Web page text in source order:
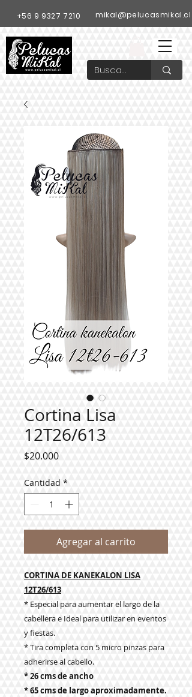
+56 9 9327 7210 mikal@pelucasmikal.cl
Cortina Lisa
12T26/613
$20.000Precio
Cantidad *
Agregar al carrito
CORTINA DE KANEKALON LISA
12T26/613
* Especial para aumentar el largo de la
cabellera e Ideal para utilizar en eventos
y fiestas.
* Tira completa con 5 micro pinzas para
adherirse al cabello.
* 26 cms de ancho
* 65 cms de largo aproximadamente.